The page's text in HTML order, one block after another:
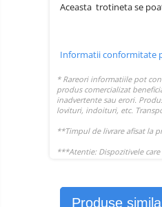
Aceasta trotineta se
Informatii conformitate
Produse